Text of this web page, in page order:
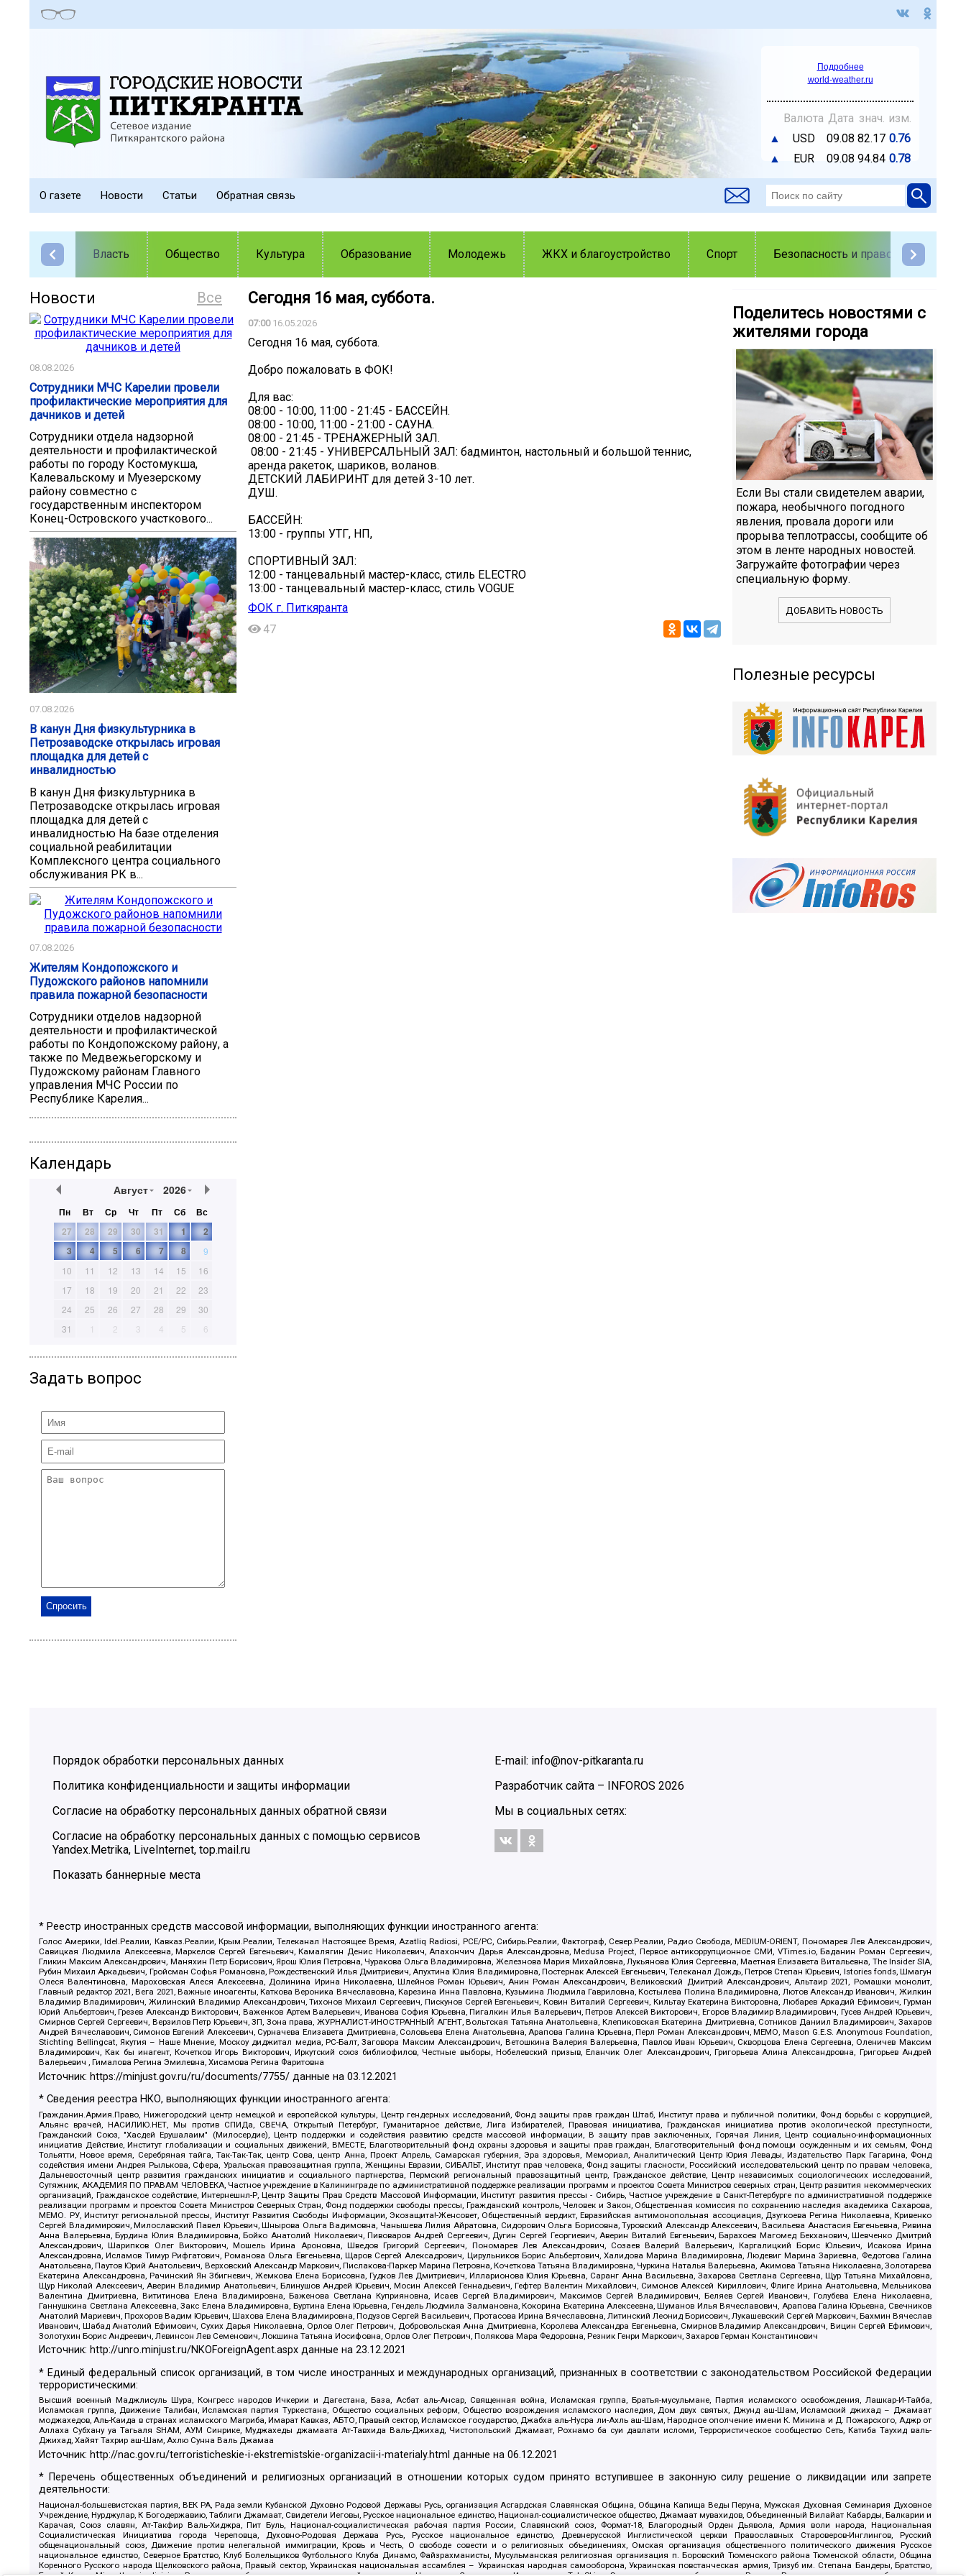
Подробнее
world-weather.ru
Валюта Дата знач. изм.
▲
USD 09.08 82.17 0.76
▲
EUR 09.08 94.84 0.78
О газете Новости Статьи Обратная связь
Власть Общество Культура Образование Молодежь ЖКХ и благоустройство Спорт Безопасность и правопорядок
Все
Новости
08.08.2026
Сотрудники МЧС Карелии провели
профилактические мероприятия для
дачников и детей
Сотрудники отдела надзорной
деятельности и профилактической
работы по городу Костомукша,
Калевальскому и Муезерскому
району совместно с
государственным инспектором
Конец-Островского участкового...
07.08.2026
В канун Дня физкультурника в
Петрозаводске открылась игровая
площадка для детей с
инвалидностью
В канун Дня физкультурника в
Петрозаводске открылась игровая
площадка для детей с
инвалидностью На базе отделения
социальной реабилитации
Комплексного центра социального
обслуживания РК в...
07.08.2026
Жителям Кондопожского и
Пудожского районов напомнили
правила пожарной безопасности
Сотрудники отделов надзорной
деятельности и профилактической
работы по Кондопожскому району, а
также по Медвежьегорскому и
Пудожскому районам Главного
управления МЧС России по
Республике Карелия...
Календарь
Август 2026
Пн Вт Ср Чт Пт Сб
Вс
27
28 29 30 31 1
2
3
4 5 6 7 8
9
10
11 12 13 14 15
16
17
18 19 20 21 22
23
24
25 26 27 28 29
30
31
1 2 3 4 5 6
Задать вопрос
Сегодня 16 мая, суббота.
07:0016.05.2026
Сегодня 16 мая, суббота.
Добро пожаловать в ФОК!
Для вас:
08:00 - 10:00, 11:00 - 21:45 - БАССЕЙН.
08:00 - 10:00, 11:00 - 21:00 - САУНА.
08:00 - 21:45 - ТРЕНАЖЕРНЫЙ ЗАЛ.
‍ 08:00 - 21:45 - УНИВЕРСАЛЬНЫЙ ЗАЛ: бадминтон, настольный и большой теннис,
аренда ракеток, шариков, воланов.
ДЕТСКИЙ ЛАБИРИНТ для детей 3-10 лет.
ДУШ.
БАССЕЙН:
13:00 - группы УТГ, НП,
СПОРТИВНЫЙ ЗАЛ:
12:00 - танцевальный мастер-класс, стиль ELECTRO
13:00 - танцевальный мастер-класс, стиль VOGUE
ФОК г. Питкяранта
47
Поделитесь новостями с
жителями города
Если Вы стали свидетелем аварии,
пожара, необычного погодного
явления, провала дороги или
прорыва теплотрассы, сообщите об
этом в ленте народных новостей.
Загружайте фотографии через
специальную форму.
ДОБАВИТЬ НОВОСТЬ
Полезные ресурсы
Порядок обработки персональных данных
Политика конфиденциальности и защиты информации
Согласие на обработку персональных данных обратной связи
Согласие на обработку персональных данных с помощью сервисов
Yandex.Metrika, LiveInternet, top.mail.ru
Показать баннерные места
E-mail: info@nov-pitkaranta.ru
Разработчик сайта – INFOROS 2026
Мы в социальных сетях:
* Реестр иностранных средств массовой информации, выполняющих функции иностранного агента:
Голос Америки, Idel.Реалии, Кавказ.Реалии, Крым.Реалии, Телеканал Настоящее Время, Azatliq Radiosi, PCE/PC, Сибирь.Реалии, Фактограф, Север.Реалии, Радио Свобода, MEDIUM-ORIENT, Пономарев Лев Александрович,
Савицкая Людмила Алексеевна, Маркелов Сергей Евгеньевич, Камалягин Денис Николаевич, Апахончич Дарья Александровна, Medusa Project, Первое антикоррупционное СМИ, VTimes.io, Баданин Роман Сергеевич,
Гликин Максим Александрович, Маняхин Петр Борисович, Ярош Юлия Петровна, Чуракова Ольга Владимировна, Железнова Мария Михайловна, Лукьянова Юлия Сергеевна, Маетная Елизавета Витальевна, The Insider SIA,
Рубин Михаил Аркадьевич, Гройсман Софья Романовна, Рождественский Илья Дмитриевич, Апухтина Юлия Владимировна, Постернак Алексей Евгеньевич, Телеканал Дождь, Петров Степан Юрьевич, Istories fonds, Шмагун
Олеся Валентиновна, Мароховская Алеся Алексеевна, Долинина Ирина Николаевна, Шлейнов Роман Юрьевич, Анин Роман Александрович, Великовский Дмитрий Александрович, Альтаир 2021, Ромашки монолит,
Главный редактор 2021, Вега 2021, Важные иноагенты, Каткова Вероника Вячеславовна, Карезина Инна Павловна, Кузьмина Людмила Гавриловна, Костылева Полина Владимировна, Лютов Александр Иванович, Жилкин
Владимир Владимирович, Жилинский Владимир Александрович, Тихонов Михаил Сергеевич, Пискунов Сергей Евгеньевич, Ковин Виталий Сергеевич, Кильтау Екатерина Викторовна, Любарев Аркадий Ефимович, Гурман
Юрий Альбертович, Грезев Александр Викторович, Важенков Артем Валерьевич, Иванова София Юрьевна, Пигалкин Илья Валерьевич, Петров Алексей Викторович, Егоров Владимир Владимирович, Гусев Андрей Юрьевич,
Смирнов Сергей Сергеевич, Верзилов Петр Юрьевич, ЗП, Зона права, ЖУРНАЛИСТ-ИНОСТРАННЫЙ АГЕНТ, Вольтская Татьяна Анатольевна, Клепиковская Екатерина Дмитриевна, Сотников Даниил Владимирович, Захаров
Андрей Вячеславович, Симонов Евгений Алексеевич, Сурначева Елизавета Дмитриевна, Соловьева Елена Анатольевна, Арапова Галина Юрьевна, Перл Роман Александрович, МЕМО, Mason G.E.S. Anonymous Foundation,
Stichting Bellingcat, Якутия – Наше Мнение, Москоу диджитал медиа, РС-Балт, Заговора Максим Александрович, Ветошкина Валерия Валерьевна, Павлов Иван Юрьевич, Скворцова Елена Сергеевна, Оленичев Максим
Владимирович, Как бы инагент, Кочетков Игорь Викторович, Иркутский союз библиофилов, Честные выборы, Нобелевский призыв, Еланчик Олег Александрович, Григорьева Алина Александровна, Григорьев Андрей
Валерьевич , Гималова Регина Эмилевна, Хисамова Регина Фаритовна
Источник: https://minjust.gov.ru/ru/documents/7755/ данные на03.12.2021
* Сведения реестра НКО, выполняющих функции иностранного агента:
Гражданин.Армия.Право, Нижегородский центр немецкой и европейской культуры, Центр гендерных исследований, Фонд защиты прав граждан Штаб, Институт права и публичной политики, Фонд борьбы с коррупцией,
Альянс врачей, НАСИЛИЮ.НЕТ, Мы против СПИДа, СВЕЧА, Открытый Петербург, Гуманитарное действие, Лига Избирателей, Правовая инициатива, Гражданская инициатива против экологической преступности,
Гражданский Союз, "Хасдей Ерушалаим" (Милосердие), Центр поддержки и содействия развитию средств массовой информации, В защиту прав заключенных, Горячая Линия, Центр социально-информационных
инициатив Действие, Институт глобализации и социальных движений, ВМЕСТЕ, Благотворительный фонд охраны здоровья и защиты прав граждан, Благотворительный фонд помощи осужденным и их семьям, Фонд
Тольятти, Новое время, Серебряная тайга, Так-Так-Так, центр Сова, центр Анна, Проект Апрель, Самарская губерния, Эра здоровья, Мемориал, Аналитический Центр Юрия Левады, Издательство Парк Гагарина, Фонд
содействия имени Андрея Рылькова, Сфера, Уральская правозащитная группа, Женщины Евразии, СИБАЛЬТ, Институт прав человека, Фонд защиты гласности, Российский исследовательский центр по правам человека,
Дальневосточный центр развития гражданских инициатив и социального партнерства, Пермский региональный правозащитный центр, Гражданское действие, Центр независимых социологических исследований,
Сутяжник, АКАДЕМИЯ ПО ПРАВАМ ЧЕЛОВЕКА, Частное учреждение в Калининграде по административной поддержке реализации программ и проектов Совета Министров северных стран, Центр развития некоммерческих
организаций, Гражданское содействие, Интернешнл-Р, Центр Защиты Прав Средств Массовой Информации, Институт развития прессы - Сибирь, Частное учреждение в Санкт-Петербурге по административной поддержке
реализации программ и проектов Совета Министров Северных Стран, Фонд поддержки свободы прессы, Гражданский контроль, Человек и Закон, Общественная комиссия по сохранению наследия академика Сахарова,
МЕМО. РУ, Институт региональной прессы, Институт Развития Свободы Информации, Экозащита!-Женсовет, Общественный вердикт, Евразийская антимонопольная ассоциация, Дзугкоева Регина Николаевна, Кривенко
Сергей Владимирович, Милославский Павел Юрьевич, Шнырова Ольга Вадимовна, Чанышева Лилия Айратовна, Сидорович Ольга Борисовна, Туровский Александр Алексеевич, Васильева Анастасия Евгеньевна, Ривина
Анна Валерьевна, Бурдина Юлия Владимировна, Бойко Анатолий Николаевич, Пивоваров Андрей Сергеевич, Дугин Сергей Георгиевич, Аверин Виталий Евгеньевич, Барахоев Магомед Бекханович, Шевченко Дмитрий
Александрович, Шарипков Олег Викторович, Мошель Ирина Ароновна, Шведов Григорий Сергеевич, Пономарев Лев Александрович, Созаев Валерий Валерьевич, Каргалицкий Борис Юльевич, Исакова Ирина
Александровна, Исламов Тимур Рифгатович, Романова Ольга Евгеньевна, Щаров Сергей Алексадрович, Цирульников Борис Альбертович, Халидова Марина Владимировна, Людевиг Марина Зариевна, Федотова Галина
Анатольевна, Паутов Юрий Анатольевич, Верховский Александр Маркович, Пислакова-Паркер Марина Петровна, Кочеткова Татьяна Владимировна, Чуркина Наталья Валерьевна, Акимова Татьяна Николаевна, Золотарева
Екатерина Александровна, Рачинский Ян Збигневич, Жемкова Елена Борисовна, Гудков Лев Дмитриевич, Илларионова Юлия Юрьевна, Саранг Анна Васильевна, Захарова Светлана Сергеевна, Щур Татьяна Михайловна,
Щур Николай Алексеевич, Аверин Владимир Анатольевич, Блинушов Андрей Юрьевич, Мосин Алексей Геннадьевич, Гефтер Валентин Михайлович, Симонов Алексей Кириллович, Флиге Ирина Анатольевна, Мельникова
Валентина Дмитриевна, Вититинова Елена Владимировна, Баженова Светлана Куприяновна, Исаев Сергей Владимирович, Максимов Сергей Владимирович, Беляев Сергей Иванович, Голубева Елена Николаевна,
Ганнушкина Светлана Алексеевна, Закс Елена Владимировна, Буртина Елена Юрьевна, Гендель Людмила Залмановна, Кокорина Екатерина Алексеевна, Шуманов Илья Вячеславович, Арапова Галина Юрьевна, Свечников
Анатолий Мариевич, Прохоров Вадим Юрьевич, Шахова Елена Владимировна, Подузов Сергей Васильевич, Протасова Ирина Вячеславовна, Литинский Леонид Борисович, Лукашевский Сергей Маркович, Бахмин Вячеслав
Иванович, Шабад Анатолий Ефимович, Сухих Дарья Николаевна, Орлов Олег Петрович, Добровольская Анна Дмитриевна, Королева Александра Евгеньевна, Смирнов Владимир Александрович, Вицин Сергей Ефимович,
Золотухин Борис Андреевич, Левинсон Лев Семенович, Локшина Татьяна Иосифовна, Орлов Олег Петрович, Полякова Мара Федоровна, Резник Генри Маркович, Захаров Герман Константинович
Источник: http://unro.minjust.ru/NKOForeignAgent.aspx данные на23.12.2021
* Единый федеральный список организаций, в том числе иностранных и международных организаций, признанных в соответствии с законодательством Российской Федерации
террористическими:
Высший военный Маджлисуль Шура, Конгресс народов Ичкерии и Дагестана, База, Асбат аль-Ансар, Священная война, Исламская группа, Братья-мусульмане, Партия исламского освобождения, Лашкар-И-Тайба,
Исламская группа, Движение Талибан, Исламская партия Туркестана, Общество социальных реформ, Общество возрождения исламского наследия, Дом двух святых, Джунд аш-Шам, Исламский джихад – Джамаат
моджахедов, Аль-Каида в странах исламского Магриба, Имарат Кавказ, АБТО, Правый сектор, Исламское государство, Джабха аль-Нусра ли-Ахль аш-Шам, Народное ополчение имени К. Минина и Д. Пожарского, Аджр от
Аллаха Субхану уа Тагьаля SHAM, АУМ Синрике, Муджахеды джамаата Ат-Тавхида Валь-Джихад, Чистопольский Джамаат, Рохнамо ба суи давлати исломи, Террористическое сообщество Сеть, Катиба Таухид валь-
Джихад, Хайят Тахрир аш-Шам, Ахлю Сунна Валь Джамаа
Источник: http://nac.gov.ru/terroristicheskie-i-ekstremistskie-organizacii-i-materialy.html данные на06.12.2021
* Перечень общественных объединений и религиозных организаций в отношении которых судом принято вступившее в законную силу решение о ликвидации или запрете
деятельности:
Национал-большевистская партия, ВЕК РА, Рада земли Кубанской Духовно Родовой Державы Русь, организация Асгардская Славянская Община, Община Капища Веды Перуна, Мужская Духовная Семинария Духовное
Учреждение, Нурджулар, К Богодержавию, Таблиги Джамаат, Свидетели Иеговы, Русское национальное единство, Национал-социалистическое общество, Джамаат мувахидов, Объединенный Вилайат Кабарды, Балкарии и
Карачая, Союз славян, Ат-Такфир Валь-Хиджра, Пит Буль, Национал-социалистическая рабочая партия России, Славянский союз, Формат-18, Благородный Орден Дьявола, Армия воли народа, Национальная
Социалистическая Инициатива города Череповца, Духовно-Родовая Держава Русь, Русское национальное единство, Древнерусской Инглистической церкви Православных Староверов-Инглингов, Русский
общенациональный союз, Движение против нелегальной иммиграции, Кровь и Честь, О свободе совести и о религиозных объединениях, Омская организация общественного политического движения Русское
национальное единство, Северное Братство, Клуб Болельщиков Футбольного Клуба Динамо, Файзрахманисты, Мусульманская религиозная организация п. Боровский Тюменского района Тюменской области, Община
Коренного Русского народа Щелковского района, Правый сектор, Украинская национальная ассамблея – Украинская народная самооборона, Украинская повстанческая армия, Тризуб им. Степана Бандеры, Братство,